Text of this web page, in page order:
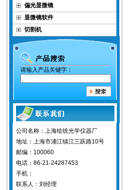
偏光显微镜
显微镜软件
切割机
请输入产品关键字：
公司名称：上海绘统光学仪器厂
地址：上海市浦江镇江三跃路10号
邮编：100060
电话：86-21-24287453
手机：
联系人：刘经理